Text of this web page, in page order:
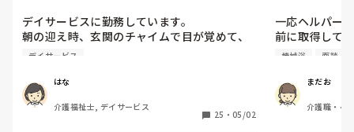
デイサービスに勤務しています。
朝の迎え時、玄関のチャイムで目が覚めて、
パジャマのままで出てくる利用者様がいま
で、再度迎えに行ってます。ひどい時は月に4
～5回あります。一人暮らしで、隣に家族様が
住んでいますが、なかなか協力をしていただ
デイサービス
はな
介護福祉士, デイサービス
25 ・ 05/02
一応ヘルパー
前に取得して
前に未経験者
未経験者なの
面談の時は『
言われ１年後
機械浴 面談
まだお
介護職・ヘ